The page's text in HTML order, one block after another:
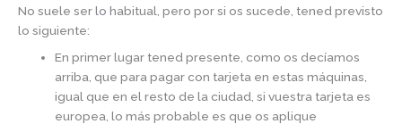
No suele ser lo habitual, pero por si os sucede, tened previsto
lo siguiente:
En primer lugar tened presente, como os decíamos
arriba, que para pagar con tarjeta en estas máquinas,
igual que en el resto de la ciudad, si vuestra tarjeta es
europea, lo más probable es que os aplique